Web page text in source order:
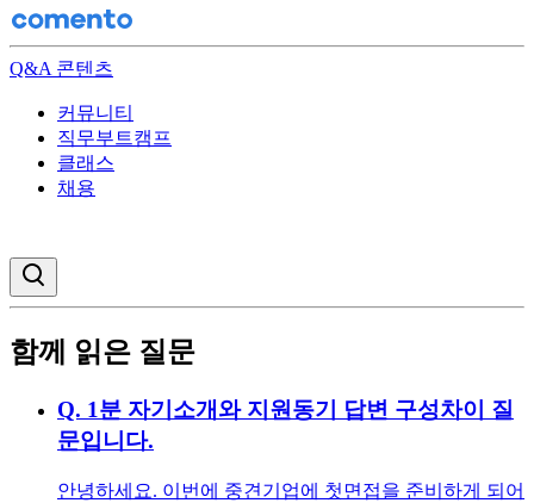
Q&A 콘텐츠
커뮤니티
직무부트캠프
클래스
채용
함께 읽은 질문
Q. 1분 자기소개와 지원동기 답변 구성차이 질
문입니다.
안녕하세요. 이번에 중견기업에 첫면접을 준비하게 되어